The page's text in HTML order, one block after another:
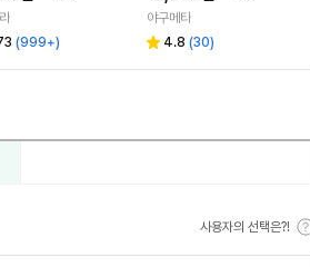
리
(999+)
야구메타
별 4.8 리
(30)
사용자의 선택은?!